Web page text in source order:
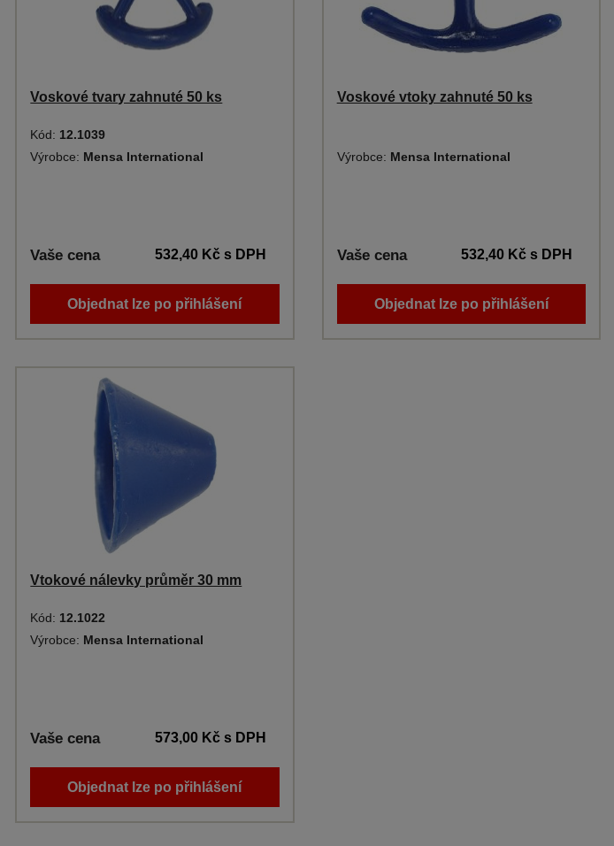
Voskové tvary zahnuté 50 ks
Kód: 12.1039
Výrobce: Mensa International
Vaše cena 532,40 Kč s DPH
Objednat lze po přihlášení
Voskové vtoky zahnuté 50 ks
Výrobce: Mensa International
Vaše cena 532,40 Kč s DPH
Objednat lze po přihlášení
Vtokové nálevky průměr 30 mm
Kód: 12.1022
Výrobce: Mensa International
Vaše cena 573,00 Kč s DPH
Objednat lze po přihlášení